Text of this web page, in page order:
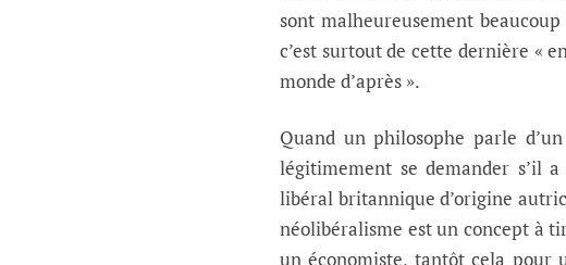
sont malheureusement
c’est surtout de cette dernière «
monde d’après ».
Quand un philosophe parle
légitimement se demander s’il
libéral britannique d’origine
néolibéralisme est un concept à
un économiste, tantôt cela pour